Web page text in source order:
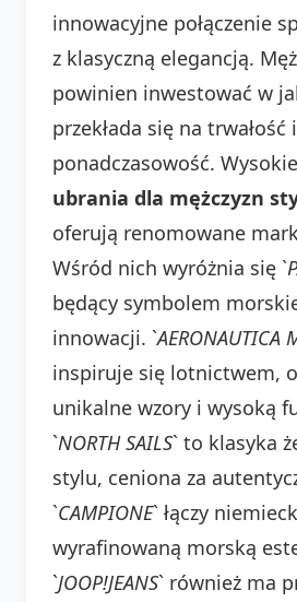
innowacyjne połączenie
z klasyczną elegancją.
powinien inwestować w
przekłada się na trwałość i
ponadczasowość.
ubrania dla mężczyzn
oferują renomowane
Wśród nich wyróżnia się `
będący symbolem
innowacji. `AERONAUTICA
inspiruje się lotnictwem,
unikalne wzory i wysoką
`NORTH SAILS` to klasyka
stylu, ceniona za
`CAMPIONE` łączy
wyrafinowaną morską
`JOOP!JEANS` również ma